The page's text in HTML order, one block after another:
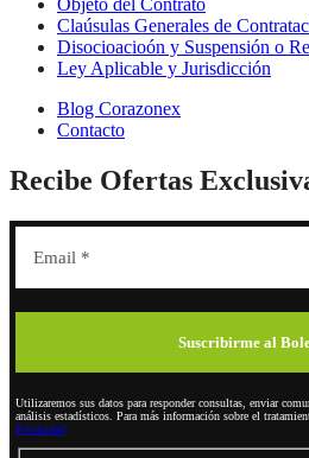
Objeto del Contrato
Claúsulas Generales de
Disocioacioón y Suspensión o
Ley Aplicable y Jurisdicción
Blog Corazonex
Contacto
Recibe Ofertas
Utilizaremos sus datos para responder consultas, enviar
análisis estadísticos. Para más información sobre el
Privacidad